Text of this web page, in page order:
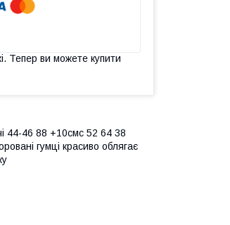
Тепер ви можете купити
44-46 88 +10смс 52 64 38
гумці красиво облягає